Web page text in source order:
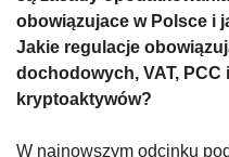
obowiązujace w Polsce i
Jakie regulacje
dochodowych, VAT,
kryptoaktywów?
W najnowszym odcinku